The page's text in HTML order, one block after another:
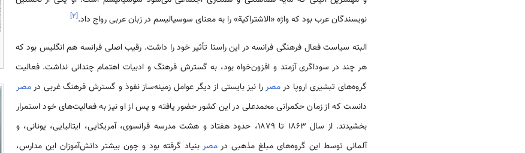
نویسندگان عرب بود که واژه «الاشتراکیة» را به معنای سوسیالیسم در زبان عربی رواج داد.[۲]
البته سیاست فعال فرهنگی فرانسه در این راستا تأثیر خود را داشت. رقیب اصلی فرانسه هم انگلیس بود که
هر چند در سوداگری آزمند و افزون‌خواه بود، به گسترش فرهنگ و ادبیات اهتمام چندانی نداشت. فعالیت
گروه­‌های تبشیری اروپا درمصررا نیز بایستی از دیگر عوامل زمینه­‌ساز نفوذ و گسترش فرهنگ غربی درمصر
دانست که از زمان حکمرانی محمدعلی در این کشور حضور یافته و پس از او نیز به فعالیت­‌های خود استمرار
بخشیدند. از سال 1863 تا 1879، حدود هفتاد و هشت مدرسه فرانسوی، آمریکایی، ایتالیایی، یونانی، و
آلمانی توسط این گروه­‌های مبلغ مذهبی درمصر بنیاد گرفته بود و چون بیشتر دانش‌­آموزان این مدارس،